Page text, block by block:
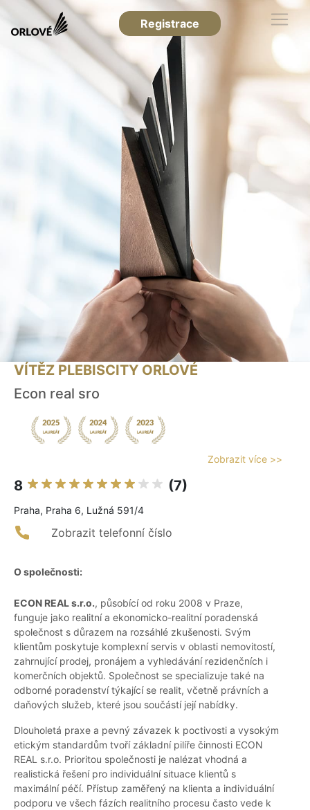
Registrace
VÍTĚZ PLEBISCITY ORLOVÉ
Econ real sro
Zobrazit více >>
8 (7)
Praha, Praha 6, Lužná 591/4
Zobrazit telefonní číslo
O společnosti:
ECON REAL s.r.o., působící od roku 2008 v Praze,
funguje jako realitní a ekonomicko-realitní poradenská
společnost s důrazem na rozsáhlé zkušenosti. Svým
klientům poskytuje komplexní servis v oblasti nemovitostí,
zahrnující prodej, pronájem a vyhledávání rezidenčních i
komerčních objektů. Společnost se specializuje také na
odborné poradenství týkající se realit, včetně právních a
daňových služeb, které jsou součástí její nabídky.
Dlouholetá praxe a pevný závazek k poctivosti a vysokým
etickým standardům tvoří základní pilíře činnosti ECON
REAL s.r.o. Prioritou společnosti je nalézat vhodná a
realistická řešení pro individuální situace klientů s
maximální péčí. Přístup zaměřený na klienta a individuální
podporu ve všech fázích realitního procesu často vede k